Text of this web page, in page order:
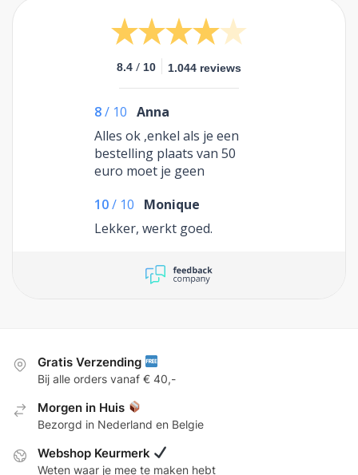
8.4 / 10 1.044 reviews
8/ 10 Anna
Alles ok ,enkel als je een
bestelling plaats van 50
euro moet je geen
betalen,maar als je korting
krijgt op dat produkt tellen
ze wel vervoerskosten bij
komt ,wat nut heeft die
10/ 10
Monique
Lekker, werkt goed.
Gratis Verzending
Bij alle orders vanaf € 40,-
Morgen in Huis
Bezorgd in Nederland en Belgie
Webshop Keurmerk
Weten waar je mee te maken hebt